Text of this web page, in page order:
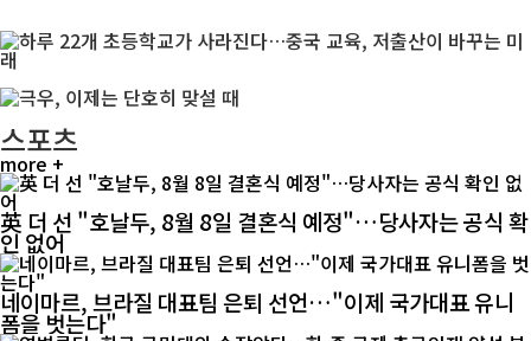
스포츠
more +
英 더 선 "호날두, 8월 8일 결혼식 예정"…당사자는 공식 확
인 없어
네이마르, 브라질 대표팀 은퇴 선언…"이제 국가대표 유니
폼을 벗는다"